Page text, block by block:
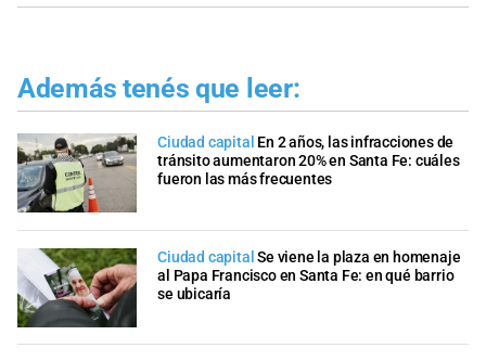
Además tenés que leer:
Ciudad capital En 2 años, las infracciones de
tránsito aumentaron 20% en Santa Fe: cuáles
fueron las más frecuentes
Ciudad capital Se viene la plaza en homenaje
al Papa Francisco en Santa Fe: en qué barrio
se ubicaría